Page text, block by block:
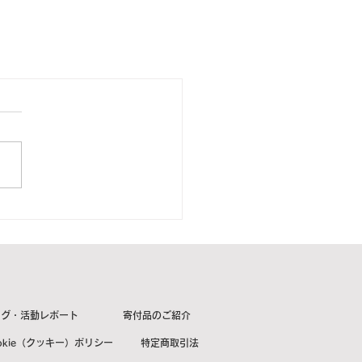
・活動レポート 寄付品のご紹介
（クッキー）ポリシー 特定商取引法